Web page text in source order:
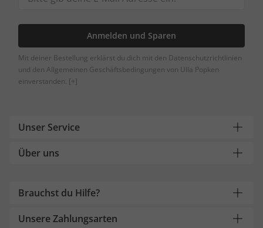
Anmelden und Sparen
Mit deiner Bestellung erklärst du dich mit den Datenschutzrichtlinien
und den Allgemeinen Geschäftsbedingungen von Ulla Popken
einverstanden. [+]
Unser Service
Über uns
Brauchst du Hilfe?
Unsere Zahlungsarten